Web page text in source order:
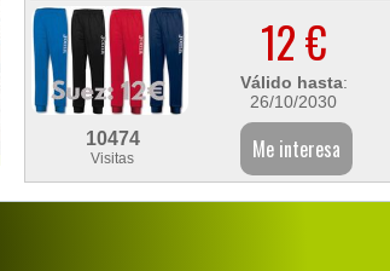
12 €
Válido hasta:
26/10/2030
10474
Visitas